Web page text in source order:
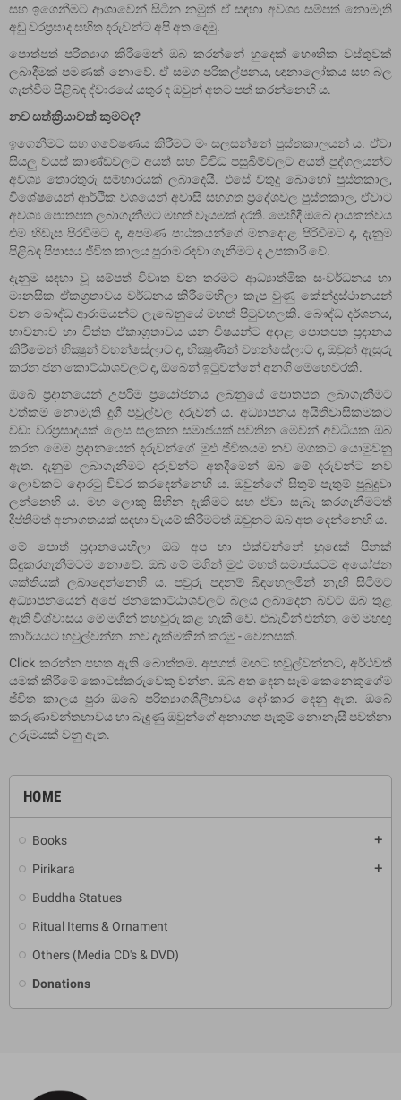
HOME
Books add
Pirikara add
Buddha Statues
Ritual Items & Ornament
Others (Media CD's & DVD)
Donations
සහ ඉගෙනීමට ආශාවෙන් සිටින නමුත් ඒ සඳහා අවශ්‍ය සම්පත් නොමැති
අඩු වරප්‍රසාද සහිත දරුවන්ට අපි අත දෙමු.
පොත්පත් පරිත්‍යාග කිරීමෙන් ඔබ කරන්නේ හුදෙක් භෞතික වස්තුවක්
ලබාදීමක් පමණක් නොවේ. ඒ සමග පරිකල්පනය, ඥානාලෝකය සහ බල
ගැන්වීම පිළිබඳ ද්වාරයේ යතුර ද ඔවුන් අතට පත් කරන්නෙහි ය.
නව සත්ක්‍රියාවක් කුමටද?
ඉගෙනීමට සහ ගවේෂණය කිරීමට මං සලසන්නේ පුස්තකාලයන් ය. ඒවා
සියලු වයස් කාණ්ඩවලට අයත් සහ විවිධ පසුබිම්වලට අයත් පුද්ගලයන්ට
අවශ්‍ය තොරතුරු සම්භාරයක් ලබාදෙයි. එසේ වතුදු බොහෝ පුස්තකාල,
විශේෂයෙන් ආර්ථික වශයෙන් අවාසි සහගත ප්‍රදේශවල පුස්තකාල, ඒවාට
අවශ්‍ය පොතපත ලබාගැනීමට මහත් වෑයමක් දරති. මෙහිදී ඔබේ දායකත්වය
එම හිඩැස පිරවීමට ද, අපමණ පාඨකයන්ගේ මනදොළ පිරිවීමට ද, දැනුම
පිළිබඳ පිපාසය ජීවිත කාලය පුරාම රඳවා ගැනීමට ද උපකාරී වේ.
දැනුම සඳහා වූ සම්පත් විවෘත වන තරමට ආධ්‍යාත්මික සංවර්ධනය හා
මානසික ඒකග්‍රතාවය වර්ධනය කිරීමෙහිලා කැප වුණු කේන්ද්‍රස්ථානයන්
වන බෞද්ධ ආරාමයන්ට ලැබෙනුයේ මහත් පිටුවහලකි. බෞද්ධ දර්ශනය,
භාවනාව හා චිත්ත ඒකාග්‍රතාවය යන විෂයන්ට අදාළ පොතපත ප්‍රදානය
කිරීමෙන් භික්‍ෂූන් වහන්සේලාට ද, භික්‍ෂූණීන් වහන්සේලාට ද, ඔවුන් ඇසුරු
කරන ජන කොට්ඨාශවලට ද, ඔබෙන් ඉටුවන්නේ අනගි මෙහෙවරකි.
ඔබේ ප්‍රදානයෙන් උපරිම ප්‍රයෝජනය ලබනුයේ පොතපත ලබාගැනීමට
වත්කම් නොමැති දුගී පවුල්වල දරුවන් ය. අධ්‍යාපනය අයිතිවාසිකමකට
වඩා වරප්‍රසාදයක් ලෙස සලකන සමාජයක් පවතින මෙවන් අවධියක ඔබ
කරන මෙම ප්‍රදානයෙන් දරුවන්ගේ මුළු ජීවිතයම නව මගකට යොමුවනු
ඇත. දැනුම ලබාගැනීමට දරුවන්ට අතදීමෙන් ඔබ මේ දරුවන්ට නව
ලොවකට දොරටු විවර කරදෙන්නෙහි ය. ඔවුන්ගේ සිතුම් පැතුම් පුබුදුවා
ලන්නෙහි ය. මහ ලොකු සිහින දැකීමට සහ ඒවා සැබෑ කරගැනීමටත්
දීප්තිමත් අනාගතයක් සඳහා වැයම් කිරීමටත් ඔවුනට ඔබ අත දෙන්නෙහි ය.
මේ පොත් ප්‍රදානයෙහිලා ඔබ අප හා එක්වන්නේ හුදෙක් පිනක්
සිදුකරගැනීමටම නොවේ. ඔබ මේ මගින් මුළු මහත් සමාජයටම අයෝජන
ශක්තියක් ලබාදෙන්නෙහි ය. පවුරු පදනම් බිඳහෙලමින් නැඟී සිටීමට
අධ්‍යාපනයෙන් අපේ ජනකොට්ඨාශවලට බලය ලබාදෙන බවට ඔබ තුළ
ඇති විශ්වාසය මේ මගින් තහවුරු කළ හැකි වේ. එබැවින් එන්න, මේ මහඟු
කාර්යයට හවුල්වන්න. නව දැක්මකින් කරමු - වෙනසක්.
Click කරන්න පහත ඇති බොත්තම. අපගත් මඟට හවුල්වන්නට, අර්ථවත්
යමක් කිරීමේ කොටස්කරුවෙකු වන්න. ඔබ අත දෙන සෑම කෙනෙකුගේම
ජීවිත කාලය පුරා ඔබේ පරිත්‍යාගශීලීභාවය දෝංකාර දෙනු ඇත. ඔබේ
කරුණාවන්තභාවය හා බැඳුණු ඔවුන්ගේ අනාගත පැතුම් නොනැසී පවත්නා
උරුමයක් වනු ඇත.